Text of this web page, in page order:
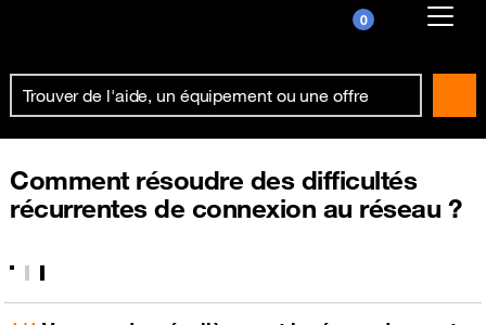
0
Already customer ?
Comment résoudre des difficultés
récurrentes de connexion au réseau ?